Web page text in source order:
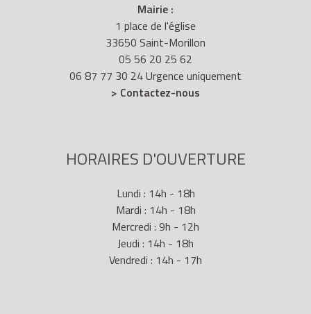
Mairie :
1 place de l'église
33650 Saint-Morillon
05 56 20 25 62
06 87 77 30 24 Urgence uniquement
> Contactez-nous
HORAIRES D'OUVERTURE
Lundi : 14h - 18h
Mardi : 14h - 18h
Mercredi : 9h - 12h
Jeudi : 14h - 18h
Vendredi : 14h - 17h